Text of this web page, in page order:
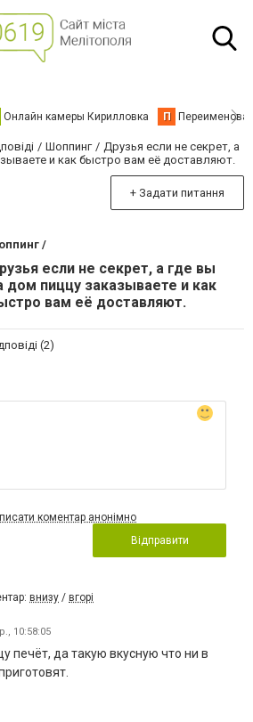
Онлайн камеры Кирилловка П
Шоппинг
Друзья если не секрет, а
и как быстро вам её доставляют.
+ Задати питання
/
если не секрет, а где вы
дом пиццу заказываете и как
вам её доставляют.
(2)
коментар анонімно
Відправити
внизу / вгорі
10:58:05
печёт, да такую вкусную что ни в